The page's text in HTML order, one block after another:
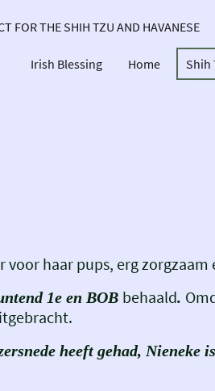
FOR THE SHIH TZU AND HAVANESE
Irish Blessing Home Shih
voor haar pups, erg
1e en BOB behaald.
heeft gehad, Nieneke